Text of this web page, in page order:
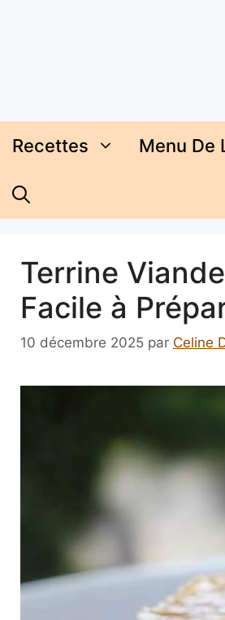
Recettes Menu De
Terrine
Facile à
10 décembre 2025 par Celine